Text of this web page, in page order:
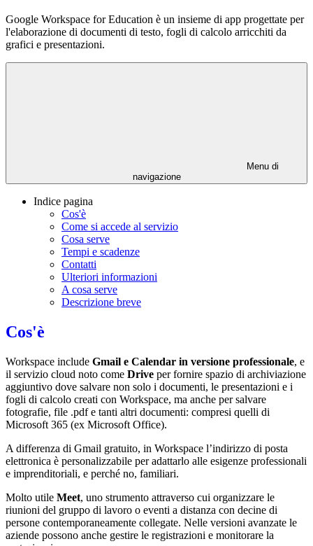
Google Workspace for Education è un insieme di app progettate per
l'elaborazione di documenti di testo, fogli di calcolo arricchiti da
grafici e presentazioni.
Menu di
navigazione
Indice pagina
Cos'è
Come si accede al servizio
Cosa serve
Tempi e scadenze
Contatti
Ulteriori informazioni
A cosa serve
Descrizione breve
Cos'è
Workspace include Gmail e Calendar in versione professionale, e
il servizio cloud noto come Drive per fornire spazio di archiviazione
aggiuntivo dove salvare non solo i documenti, le presentazioni e i
fogli di calcolo creati con Workspace, ma anche per salvare
fotografie, file .pdf e tanti altri documenti: compresi quelli di
Microsoft 365 (ex Microsoft Office).
A differenza di Gmail gratuito, in Workspace l’indirizzo di posta
elettronica è personalizzabile per adattarlo alle esigenze professionali
e imprenditoriali, e perché no, familiari.
Molto utile Meet, uno strumento attraverso cui organizzare le
riunioni del gruppo di lavoro o eventi a distanza con decine di
persone contemporaneamente collegate. Nelle versioni avanzate le
aziende possono anche gestire le registrazioni e monitorare la